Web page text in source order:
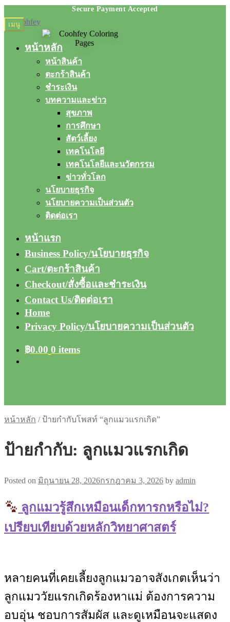
Skip
to
Skip
to
เมนู
หน้าหลัก
หน้าสินค้า
ตะกร้าสินค้า
ชำระเงิน
บทความและข่าว
สุขภาพ
การศึกษา
สัตว์เลี้ยง
เทคโนโลยี
เทคโนโลยีและนวัตกรรม
ข่าวทั่วโลก
นโยบายธุรกิจ
นโยบายความเป็นส่วนตัว
ติดต่อเรา
หน้าแรก
Business Policy/นโยบายธุรกิจ
Cart/ตะกร้าสินค้า
Checkout/สั่งซื้อและชำระเงิน
Contact Us/ติดต่อเรา
Home
Privacy Policy/นโยบายความเป็นส่วนตัว
฿0.00 0 items
หน้าหลัก / ป้ายกำกับโพสท์ “ลูกแมวแรกเกิด”
ป้ายกำกับ: ลูกแมวแรกเกิด
Posted on มิถุนายน 28, 2026กรกฎาคม 3, 2026 by admin
ลูกแมวรู้สึกเหมือนเด็กทารกหรือไม่?
เปรียบเทียบด้วยหลักวิทยาศาสตร์
หลายคนที่เคยเลี้ยงลูกแมวอาจสังเกตเห็นว่า
ลูกแมววัยแรกเกิดร้องหาแม่ ต้องการความ
อบอุ่น ชอบการสัมผัส และดูเหมือนจะแสดง